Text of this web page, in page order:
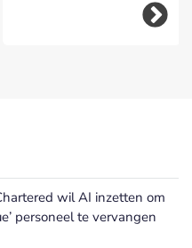
Meer Reorganisatie nieuws
wil AI inzetten om
personeel te vervangen